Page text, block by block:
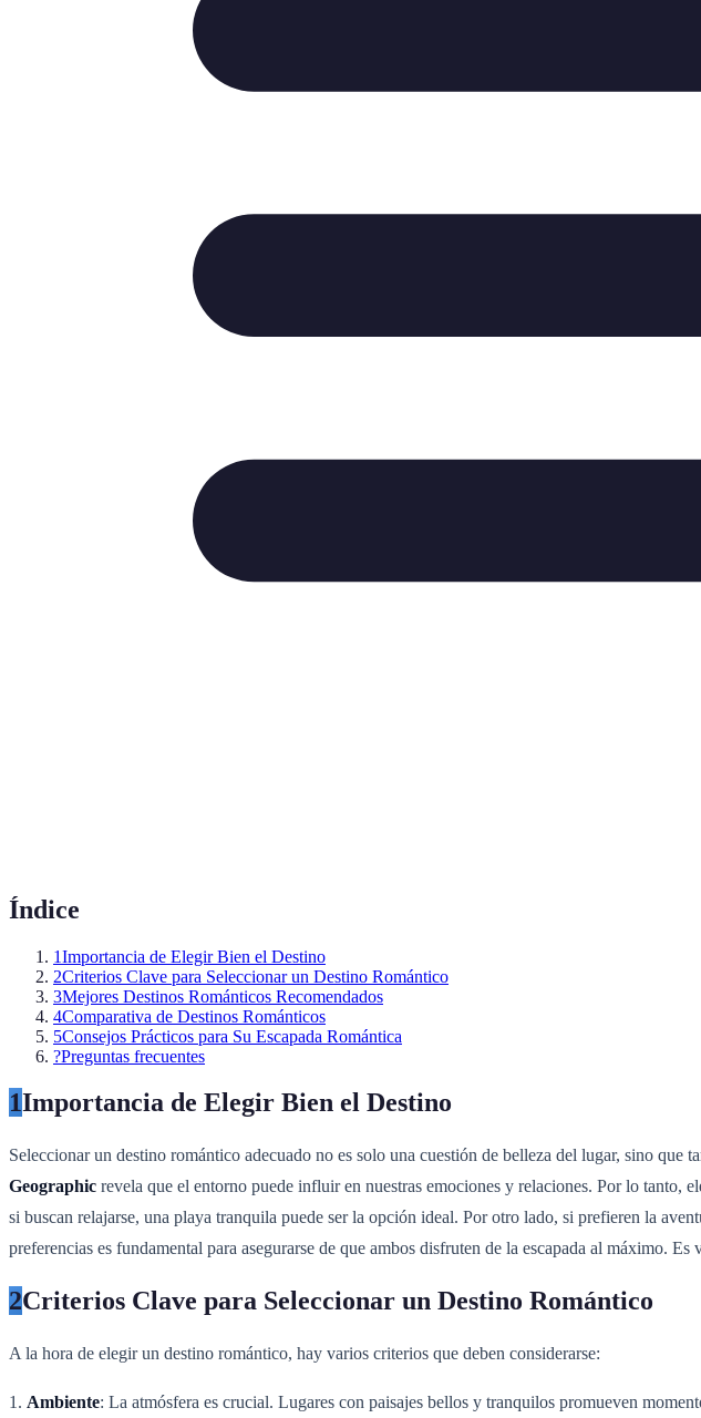
Índice
1Importancia de Elegir Bien el Destino
2Criterios Clave para Seleccionar un Destino Romántico
3Mejores Destinos Románticos Recomendados
4Comparativa de Destinos Románticos
5Consejos Prácticos para Su Escapada Romántica
?Preguntas frecuentes
1Importancia de Elegir Bien el Destino
Seleccionar un destino romántico adecuado no es solo una cuestión de belleza del lugar, sino
Geographic revela que el entorno puede influir en nuestras emociones y relaciones. Por lo tanto,
si buscan relajarse, una playa tranquila puede ser la opción ideal. Por otro lado, si prefieren la
preferencias es fundamental para asegurarse de que ambos disfruten de la escapada al máximo.
2Criterios Clave para Seleccionar un Destino Romántico
A la hora de elegir un destino romántico, hay varios criterios que deben considerarse:
1. Ambiente: La atmósfera es crucial. Lugares con paisajes bellos y tranquilos promueven